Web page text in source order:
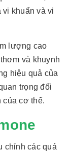
khuẩn và vi
lượng cao
và khuynh
hiệu quả của
trọng đối
của cơ thể.
chỉnh các quá